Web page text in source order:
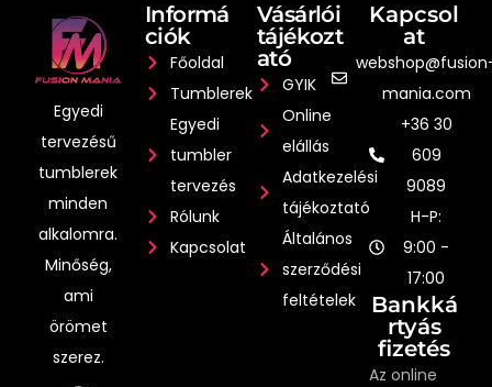
Egyedi
tervezésű
tumblerek
minden
alkalomra.
Minőség,
ami
örömet
szerez.
Informá
ciók
Főoldal
Tumblerek
Egyedi
tumbler
tervezés
Rólunk
Kapcsolat
Vásárlói
tájékozt
ató
GYIK
Online
elállás
Adatkezelési
tájékoztató
Általános
szerződési
feltételek
Kapcsol
at
mania.com
+36 30
609
9089
H-P:
9:00 -
17:00
Bankká
rtyás
fizetés
Az online